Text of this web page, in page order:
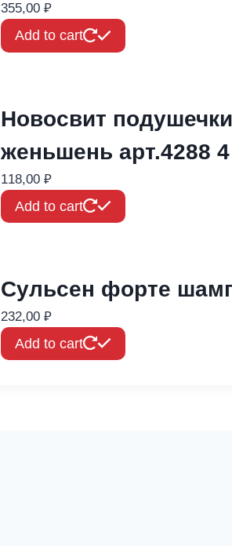
355,00 ₽
Add to cart
Новосвит
женьшень арт.4288
118,00 ₽
Add to cart
Сульсен форте
232,00 ₽
Add to cart